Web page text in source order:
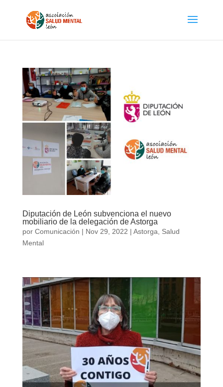
Diputación de León subvenciona el nuevo
mobiliario de la delegación de Astorga
por Comunicación | Nov 29, 2022 | Astorga
Salud
Mental